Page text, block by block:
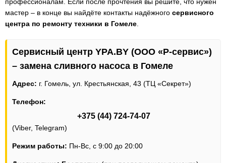
мастер – в конце вы найдёте контакты надёжного сервисного
центра по ремонту техники в Гомеле
Сервисный центр YPA.BY (ООО «Р-сервис»)
– замена сливного насоса в Гомеле
Адрес: г. Гомель, ул. Крестьянская, 43 (ТЦ «Секрет»)
Телефон:
+375 (44) 724-74-07
(Viber, Telegram)
Режим работы: Пн-Вс, с 9:00 до 20:00